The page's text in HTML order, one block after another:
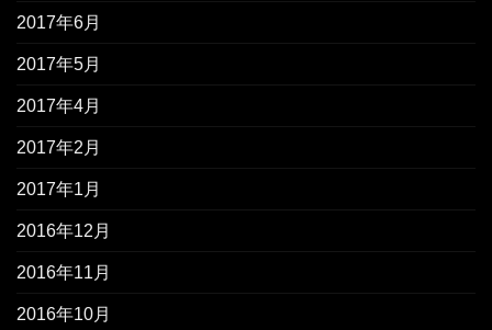
2017年6月
2017年5月
2017年4月
2017年2月
2017年1月
2016年12月
2016年11月
2016年10月